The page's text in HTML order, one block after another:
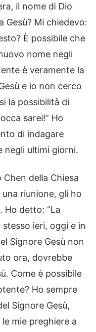
il nome di Dio
Gesù? Mi chiedevo:
È possibile che
nome negli
è veramente la
e io non cerco
la possibilità di
sarei!” Ho
di indagare
negli ultimi giorni.
della Chiesa
riunione, gli ho
Ho detto: “La
stesso ieri, oggi e in
Signore Gesù non
ora, dovrebbe
Come è possibile
Ho sempre
Signore Gesù,
mie preghiere a